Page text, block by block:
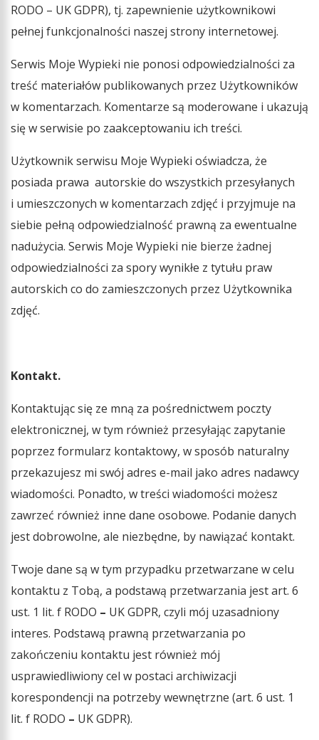
RODO – UK GDPR), tj. zapewnienie użytkownikowi
pełnej funkcjonalności naszej strony internetowej.
Serwis Moje Wypieki nie ponosi odpowiedzialności za
treść materiałów publikowanych przez Użytkowników
w komentarzach. Komentarze są moderowane i ukazują
się w serwisie po zaakceptowaniu ich treści.
Użytkownik serwisu Moje Wypieki oświadcza, że
posiada prawa autorskie do wszystkich przesyłanych
i umieszczonych w komentarzach zdjęć i przyjmuje na
siebie pełną odpowiedzialność prawną za ewentualne
nadużycia. Serwis Moje Wypieki nie bierze żadnej
odpowiedzialności za spory wynikłe z tytułu praw
autorskich co do zamieszczonych przez Użytkownika
zdjęć.
Kontakt.
Kontaktując się ze mną za pośrednictwem poczty
elektronicznej, w tym również przesyłając zapytanie
poprzez formularz kontaktowy, w sposób naturalny
przekazujesz mi swój adres e-mail jako adres nadawcy
wiadomości. Ponadto, w treści wiadomości możesz
zawrzeć również inne dane osobowe. Podanie danych
jest dobrowolne, ale niezbędne, by nawiązać kontakt.
Twoje dane są w tym przypadku przetwarzane w celu
kontaktu z Tobą, a podstawą przetwarzania jest art. 6
ust. 1 lit. f RODO – UK GDPR, czyli mój uzasadniony
interes. Podstawą prawną przetwarzania po
zakończeniu kontaktu jest również mój
usprawiedliwiony cel w postaci archiwizacji
korespondencji na potrzeby wewnętrzne (art. 6 ust. 1
lit. f RODO – UK GDPR).